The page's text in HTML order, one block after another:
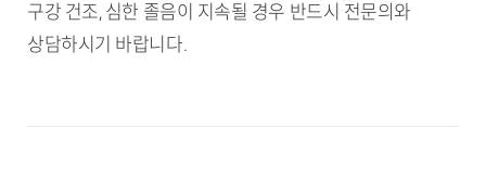
구강 건조, 심한 졸음이 지속될 경우 반드시 전문의와
상담하시기 바랍니다.